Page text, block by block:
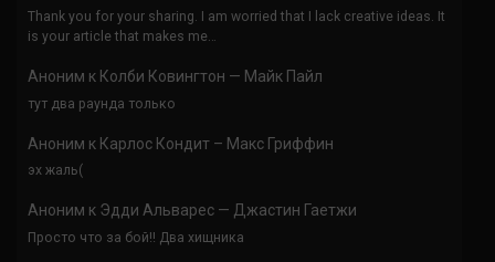
Thank you for your sharing. I am worried that I lack creative ideas. It
is your article that makes me…
Аноним к Колби Ковингтон — Майк Пайл
тут два раунда только
Аноним к Карлос Кондит – Макс Гриффин
эх жаль(
Аноним к Эдди Альварес — Джастин Гаетжи
Просто что за бой!! Два хищника